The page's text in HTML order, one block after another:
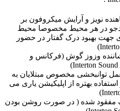
نویز و آرایش میکروفون بر
در هر محیط مخصوصا محیط
جهت بهبود درک گفتار در حضور
وزوز گوش (فرکانس و
توانبخشی مخصوص مبتلایان به
بهتره از اپلیکیشن یاری می
مفقود شده ( در صورت روشن بودن